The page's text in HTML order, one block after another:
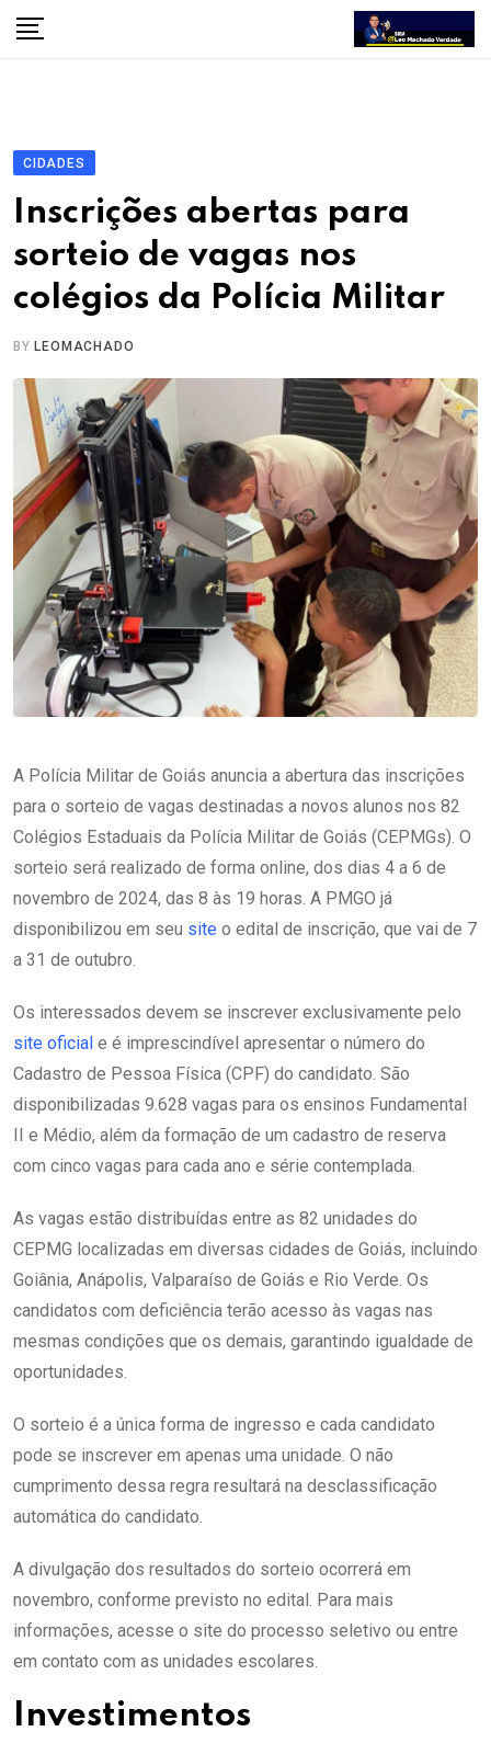
Skip
CIDADES
Inscrições abertas para
sorteio de vagas nos
colégios da Polícia Militar
BYLEOMACHADO
A Polícia Militar de Goiás anuncia a abertura das inscrições
para o sorteio de vagas destinadas a novos alunos nos 82
Colégios Estaduais da Polícia Militar de Goiás (CEPMGs). O
sorteio será realizado de forma online, dos dias 4 a 6 de
novembro de 2024, das 8 às 19 horas. A PMGO já
disponibilizou em seu site o edital de inscrição, que vai de 7
a 31 de outubro.
Os interessados devem se inscrever exclusivamente pelo
site oficial e é imprescindível apresentar o número do
Cadastro de Pessoa Física (CPF) do candidato. São
disponibilizadas 9.628 vagas para os ensinos Fundamental
II e Médio, além da formação de um cadastro de reserva
com cinco vagas para cada ano e série contemplada.
As vagas estão distribuídas entre as 82 unidades do
CEPMG localizadas em diversas cidades de Goiás, incluindo
Goiânia, Anápolis, Valparaíso de Goiás e Rio Verde. Os
candidatos com deficiência terão acesso às vagas nas
mesmas condições que os demais, garantindo igualdade de
oportunidades.
O sorteio é a única forma de ingresso e cada candidato
pode se inscrever em apenas uma unidade. O não
cumprimento dessa regra resultará na desclassificação
automática do candidato.
A divulgação dos resultados do sorteio ocorrerá em
novembro, conforme previsto no edital. Para mais
informações, acesse o site do processo seletivo ou entre
em contato com as unidades escolares.
Investimentos